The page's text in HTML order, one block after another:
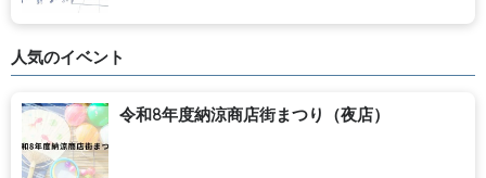
人気のイベント
令和8年度納涼商店街まつり（夜店）